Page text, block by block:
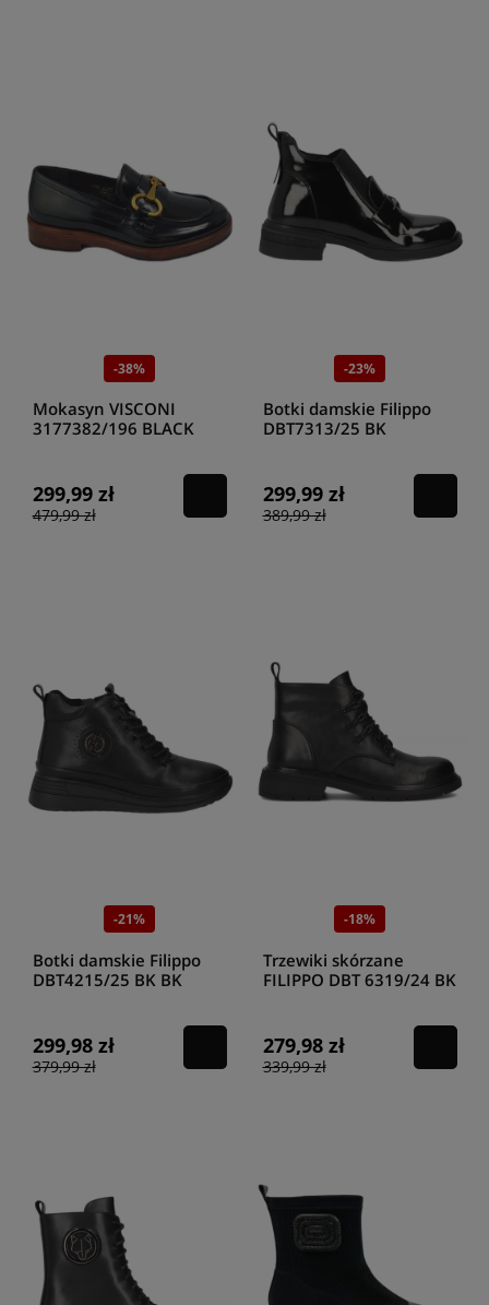
-38%
Mokasyn VISCONI
3177382/196 BLACK
299,99 zł
479,99 zł
-23%
Botki damskie Filippo
DBT7313/25 BK
299,99 zł
389,99 zł
-21%
Botki damskie Filippo
DBT4215/25 BK BK
299,98 zł
379,99 zł
-18%
Trzewiki skórzane
FILIPPO DBT 6319/24 BK
279,98 zł
339,99 zł